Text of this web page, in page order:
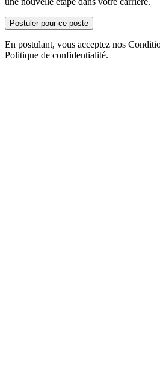
Postuler pour ce poste
En postulant, vous acceptez nos
Politique de confidentialité.